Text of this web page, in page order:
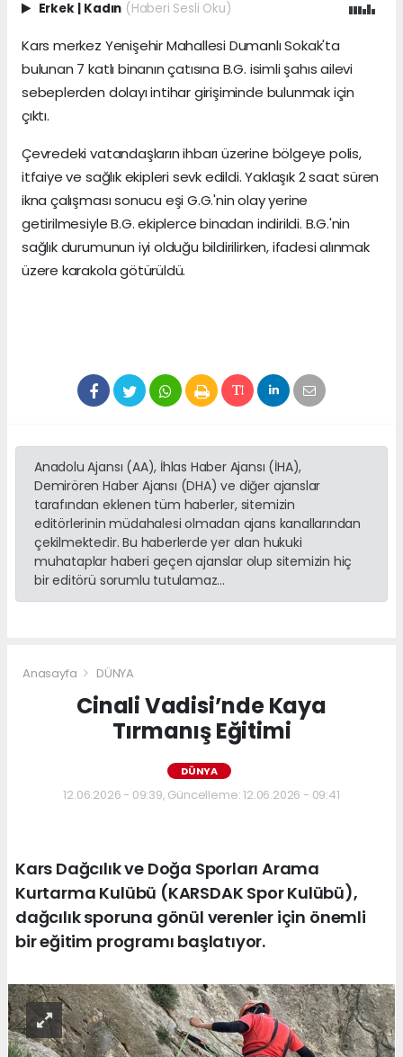
Erkek Kadın (Haberi Sesli Oku)
Kars merkez Yenişehir Mahallesi Dumanlı Sokak'ta
bulunan 7 katlı binanın çatısına B.G. isimli şahıs ailevi
sebeplerden dolayı intihar girişiminde bulunmak için
çıktı.
Çevredeki vatandaşların ihbarı üzerine bölgeye polis,
itfaiye ve sağlık ekipleri sevk edildi. Yaklaşık 2 saat süren
ikna çalışması sonucu eşi G.G.'nin olay yerine
getirilmesiyle B.G. ekiplerce binadan indirildi. B.G.'nin
sağlık durumunun iyi olduğu bildirilirken, ifadesi alınmak
üzere karakola götürüldü.
Anadolu Ajansı (AA), İhlas Haber Ajansı (İHA),
Demirören Haber Ajansı (DHA) ve diğer ajanslar
tarafından eklenen tüm haberler, sitemizin
editörlerinin müdahalesi olmadan ajans kanallarından
çekilmektedir. Bu haberlerde yer alan hukuki
muhataplar haberi geçen ajanslar olup sitemizin hiç
bir editörü sorumlu tutulamaz...
Anasayfa DÜNYA
Cinali Vadisi’nde Kaya
Tırmanış Eğitimi
DÜNYA
12.06.2026 - 09:39, Güncelleme: 12.06.2026 - 09:41
Kars Dağcılık ve Doğa Sporları Arama
Kurtarma Kulübü (KARSDAK Spor Kulübü),
dağcılık sporuna gönül verenler için önemli
bir eğitim programı başlatıyor.